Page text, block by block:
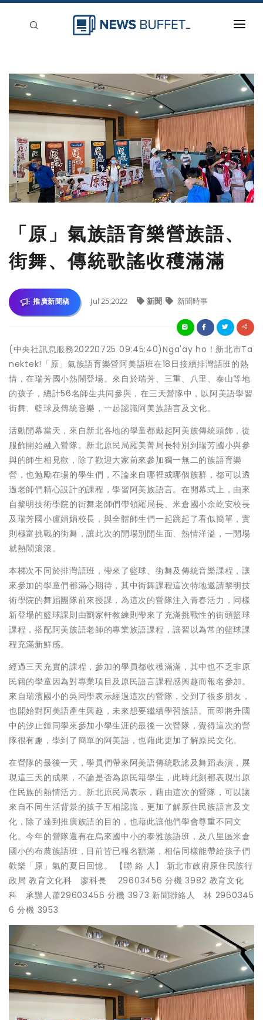
新聞稿分類
登入
「原」氣族語育樂營族語、
街舞、傳統歌謠收穫滿滿
推廣新聞稿 Jul 25,2022 新聞 新聞時事
(中央社訊息服務20220725 09:45:40)Nga'ay ho！新北市Ta
nektek!「原」氣族語育樂營阿美語班在18日接續排灣語班的熱
情，在瑞芳國小熱鬧登場。來自於瑞芳、三重、八里、泰山等地
的孩子，總計56名師生共同參與，在三天營隊中，以阿美語學習
街舞、籃球及傳統音樂，一起認識阿美族語言及文化。
活動開幕當天，來自新北各地的學童都戴起阿美族傳統頭飾，從
服飾開始融入營隊。新北原民局羅美菁局長特別到瑞芳國小與參
與的師生相見歡，除了歡迎大家前來參加獨一無二的族語育樂
營，也勉勵在場的學生們，不論來自哪裡或哪個族群，都可以透
過老師們精心設計的課程，學習阿美族語言。在開幕式上，由來
自黎明技術學院的街舞老師們帶領羅局長、米倉國小余屹安校長
及瑞芳國小盧娟娟校長，與全體師生們一起跳起了看似簡單，實
則極富挑戰的街舞，讓此次的開場別開生面、熱情洋溢，一開場
就熱鬧滾滾。
本梯次不同於排灣語班，帶來了籃球、街舞及傳統音樂課程，讓
來參加的學童們都滿心期待，其中街舞課程這次特地邀請黎明技
術學院的舞蹈團隊前來授課，為這次的營隊注入青春活力，同樣
新登場的籃球課則由劉家軒教練則帶來了充滿挑戰性的街頭籃球
課程，搭配阿美族語老師的專業族語課程，讓習以為常的籃球課
程充滿新鮮感。
經過三天充實的課程，參加的學員都收穫滿滿，其中也不乏非原
民籍的學童因為對專業項目及原民語言課程感興趣而報名參加。
來自瑞濱國小的吳同學表示經過這次的營隊，交到了很多朋友，
也開始對阿美語產生興趣，未來想要繼續學習族語。而即將升國
中的汐止鍾同學來參加小學生涯的最後一次營隊，覺得這次的營
隊很有趣，學到了簡單的阿美語，也藉此更加了解原民文化。
在營隊的最後一天，學員們帶來阿美語傳統歌謠及舞蹈表演，展
現這三天的成果，不論是否為原民籍學生，此時此刻都表現出原
住民族的熱情活力。新北原民局表示，藉由這次的營隊，可以讓
來自不同生活背景的孩子互相認識，更加了解原住民族語言及文
化，除了達到推廣族語的目的，也藉此讓他們學會尊重不同文
化。今年的營隊還有在烏來國中小的泰雅族語班，及八里區米倉
國小的布農族語班，目前皆已報名額滿，相信同樣能帶給孩子們
歡樂「原」氣的夏日回憶。 【聯 絡 人】 新北市政府原住民族行
政局 教育文化科 廖科長 29603456 分機 3982 教育文化
科 承辦人蕭29603456 分機 3973 新聞聯絡人 林 2960345
6 分機 3953